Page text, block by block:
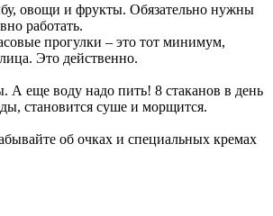
овощи и фрукты. Обязательно нужны
работать.
прогулки – это тот минимум,
Это действенно.
А еще воду надо пить! 8 стаканов в день
становится суше и морщится.
об очках и специальных кремах